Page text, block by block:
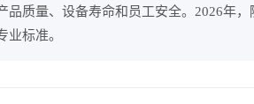
品质量、设备寿命和员工安全。2026年
业标准。